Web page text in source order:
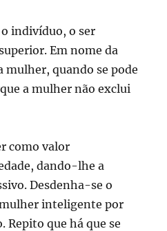
indivíduo, o ser
Em nome da
mulher, quando se pode
a mulher não exclui
como valor
dando-lhe a
Desdenha-se o
inteligente por
que há que se